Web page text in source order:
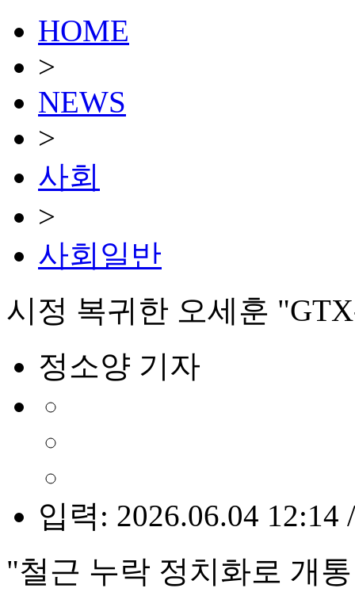
HOME
>
NEWS
>
사회
>
사회일반
시정 복귀한 오세훈
정소양 기자
입력: 2026.06.04 12:14
"철근 누락 정치화로 개